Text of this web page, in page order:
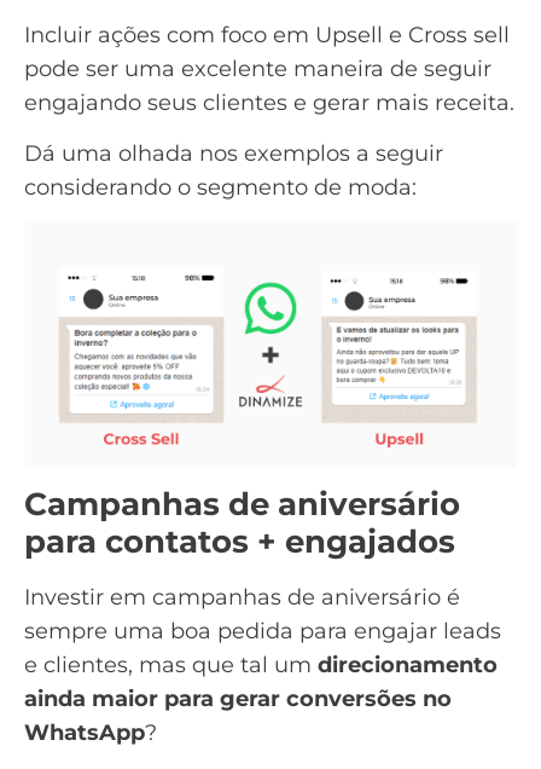
Incluir ações com foco em Upsell e Cross sell
pode ser uma excelente maneira de seguir
engajando seus clientes e gerar mais receita.
Dá uma olhada nos exemplos a seguir
considerando o segmento de moda:
Campanhas de aniversário
para contatos + engajados
Investir em campanhas de aniversário é
sempre uma boa pedida para engajar leads
e clientes, mas que tal um direcionamento
ainda maior para gerar conversões no
WhatsApp?